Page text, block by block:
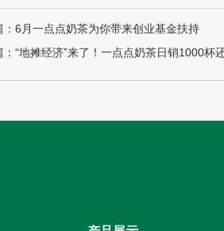
：6月一点点奶茶为你带来创业基金扶持
：“地摊经济”来了！一点点奶茶日销1000杯